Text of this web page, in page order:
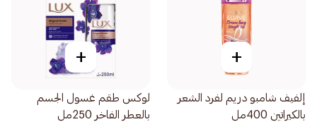
+
إلفيف شامبو دريم لفرد الشعر
بالكيراتين 400مل
+
لوكس طقم غسول الجسم
بالعطر الفاخر 250مل